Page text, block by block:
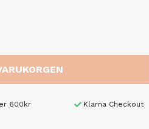
600kr Klarna Checkout